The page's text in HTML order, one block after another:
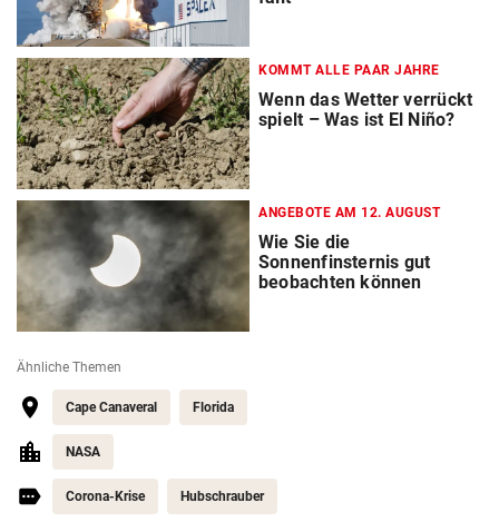
KOMMT ALLE PAAR JAHRE
Wenn das Wetter verrückt
spielt – Was ist El Niño?
ANGEBOTE AM 12. AUGUST
Wie Sie die
Sonnenfinsternis gut
beobachten können
Ähnliche Themen
Cape Canaveral Florida
NASA
Corona-Krise Hubschrauber